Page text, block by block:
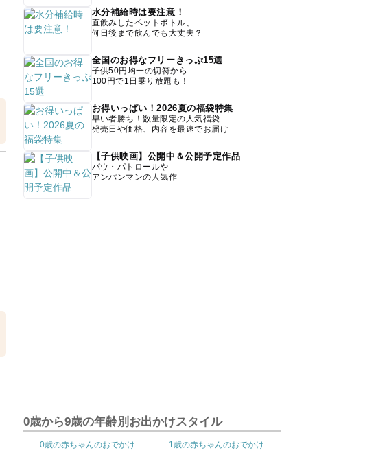
水分補給時は要注意！
直飲みしたペットボトル、
何日後まで飲んでも大丈夫？
全国のお得なフリーきっぷ15選
子供50円均一の切符から
100円で1日乗り放題も！
お得いっぱい！2026夏の福袋特集
早い者勝ち！数量限定の人気福袋
発売日や価格、内容を最速でお届け
【子供映画】公開中＆公開予定作品
パウ・パトロールや
アンパンマンの人気作
0歳から9歳の年齢別お出かけスタイル
0歳の赤ちゃんのおでかけ 1歳の赤ちゃんのおでかけ